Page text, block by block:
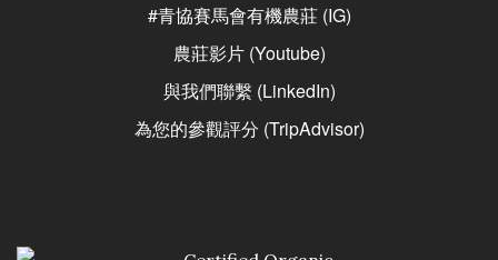
#青協賽馬會有機農莊 (IG)
農莊影片 (Youtube)
與我們聯繫 (LinkedIn)
為您的參觀評分 (TripAdvisor)